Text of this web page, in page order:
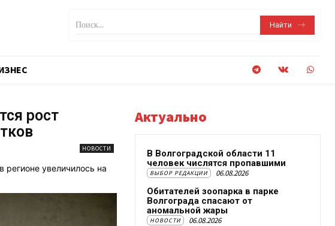
Поиск... Найти
рост
НОВОСТИ
регионе увеличилось на
Актуально
В Волгоградской области 11
человек числятся пропавшими
ВЫБОР РЕДАКЦИИ 06.08.2026
Обитателей зоопарка в парке
Волгограда спасают от
аномальной жары
НОВОСТИ 06.08.2026